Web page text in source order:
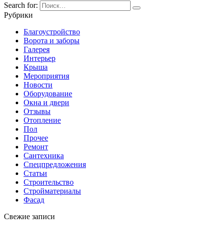
Search for:
Рубрики
Благоустройство
Ворота и заборы
Галерея
Интерьер
Крыша
Мероприятия
Новости
Оборудование
Окна и двери
Отзывы
Отопление
Пол
Прочее
Ремонт
Сантехника
Спецпредложения
Статьи
Строительство
Стройматериалы
Фасад
Свежие записи